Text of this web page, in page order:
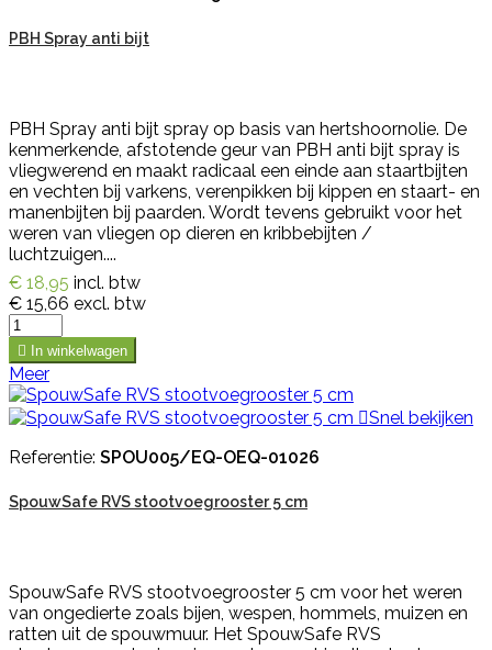
PBH Spray anti bijt
PBH Spray anti bijt spray op basis van hertshoornolie. De
kenmerkende, afstotende geur van PBH anti bijt spray is
vliegwerend en maakt radicaal een einde aan staartbijten
en vechten bij varkens, verenpikken bij kippen en staart- en
manenbijten bij paarden. Wordt tevens gebruikt voor het
weren van vliegen op dieren en kribbebijten /
luchtzuigen....
€ 18,95 incl. btw
€ 15,66 excl. btw
 In winkelwagen
Meer
Snel bekijken
Referentie: SPOU005/EQ-OEQ-01026
SpouwSafe RVS stootvoegrooster 5 cm
SpouwSafe RVS stootvoegrooster 5 cm voor het weren
van ongedierte zoals bijen, wespen, hommels, muizen en
ratten uit de spouwmuur. Het SpouwSafe RVS